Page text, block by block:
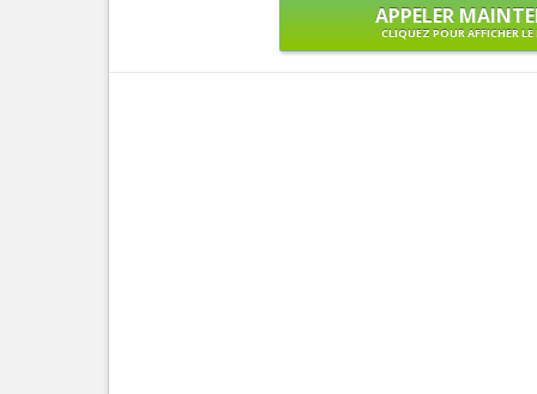
APPELER
CLIQUEZ POUR AFFICHER